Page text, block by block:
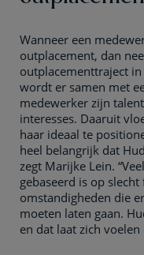
Wanneer een
outplacement, dan
outplacementtraject
wordt er samen met
medewerker zijn
interesses. Daaruit
haar ideaal te
heel belangrijk dat
zegt Marijke Lein.
gebaseerd is op
omstandigheden die
moeten laten gaan.
en dat laat zich